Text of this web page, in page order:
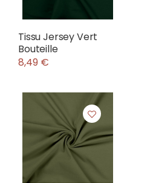
Tissu Jersey Vert
Bouteille
8,49 €